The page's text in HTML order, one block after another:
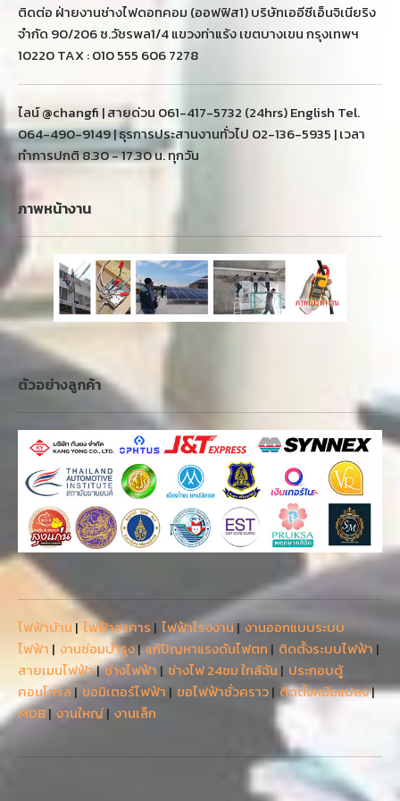
ติดต่อ ฝ่ายงานช่างไฟดอทคอม (ออฟฟิส1) บริษัทเออีซีเอ็นจิเนียริง
จำกัด 90/206 ซ.วัชรพล1/4 แขวงท่าแร้ง เขตบางเขน กรุงเทพฯ
10220 TAX : 010 555 606 7278
ไลน์ @changfi | สายด่วน 061-417-5732 (24hrs) English Tel.
064-490-9149 | ธุรการประสานงานทั่วไป 02-136-5935 | เวลา
ทำการปกติ 8.30 - 17.30 น. ทุกวัน
ภาพหน้างาน
ตัวอย่างลูกค้า
ไฟฟ้าบ้าน | ไฟฟ้าอาคาร | ไฟฟ้าโรงงาน| งานออกแบบระบบ
ไฟฟ้า | งานซ่อมบำรุง|แก้ปัญหาแรงดันไฟตก | ติดตั้งระบบไฟฟ้า |
สายเมนไฟฟ้า|ช่างไฟฟ้า | ช่างไฟ 24ชม ใกล้ฉัน | ประกอบตู้
คอนโทรล| ขอมิเตอร์ไฟฟ้า | ขอไฟฟ้าชั่วคราว| ติดตั้งหม้อแปลง|
MDB| งานใหญ่| งานเล็ก